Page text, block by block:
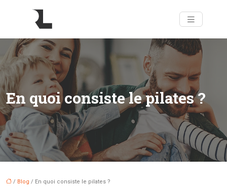
En quoi consiste le pilates ?
/ Blog / En quoi consiste le pilates ?